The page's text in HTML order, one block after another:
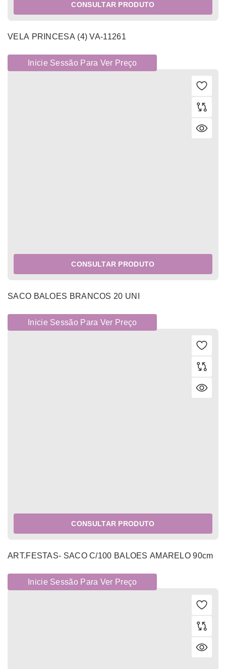
CONSULTAR PRODUTO
VELA PRINCESA (4) VA-11261
Inicie Sessão Para Ver Preço
CONSULTAR PRODUTO
SACO BALOES BRANCOS 20 UNI
Inicie Sessão Para Ver Preço
CONSULTAR PRODUTO
ART.FESTAS- SACO C/100 BALOES AMARELO 90cm
Inicie Sessão Para Ver Preço